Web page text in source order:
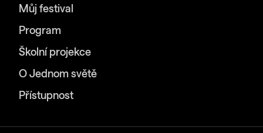
Můj festival
Program
Školní projekce
O Jednom světě
Přístupnost